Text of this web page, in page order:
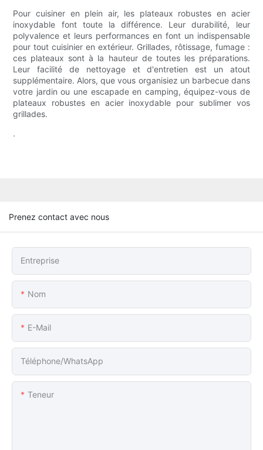
Pour cuisiner en plein air, les plateaux robustes en acier
inoxydable font toute la différence. Leur durabilité, leur
polyvalence et leurs performances en font un indispensable
pour tout cuisinier en extérieur. Grillades, rôtissage, fumage :
ces plateaux sont à la hauteur de toutes les préparations.
Leur facilité de nettoyage et d'entretien est un atout
supplémentaire. Alors, que vous organisiez un barbecue dans
votre jardin ou une escapade en camping, équipez-vous de
plateaux robustes en acier inoxydable pour sublimer vos
grillades.
.
Prenez contact avec nous
Entreprise
Nom
E-Mail
Téléphone/WhatsApp
Teneur